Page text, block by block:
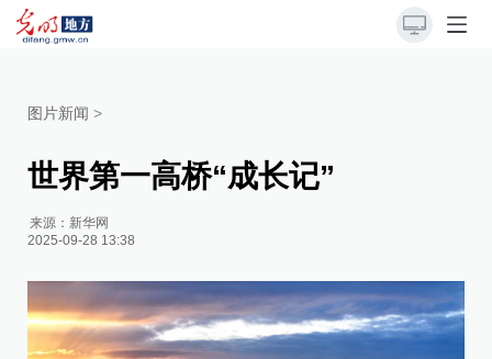
图片新闻 >
世界第一高桥“成长记”
来源： 新华网
2025-09-28 13:38